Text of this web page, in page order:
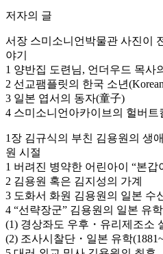
저자의 글
서장 스미소니언박물관 사진이
야기
1 양반집 도련님, 언더우드 목사
2 선교팸플릿의 한국 소년
3 일본 엽서의 동자(童子)
4 스미소니언아카이브의 헐버트
1장 김규식의 부친 김용원의 생
원 시절
1 버려진 병약한 어린아이 “본갑
2 김용원 혹은 김지성의 가계
3 도화서 화원 김용원의 일본 수
4 “선략장군” 김용원의 일본 유학
(1) 경상좌도 우후・유리제조소
(2) 조사시찰단・일본 유학